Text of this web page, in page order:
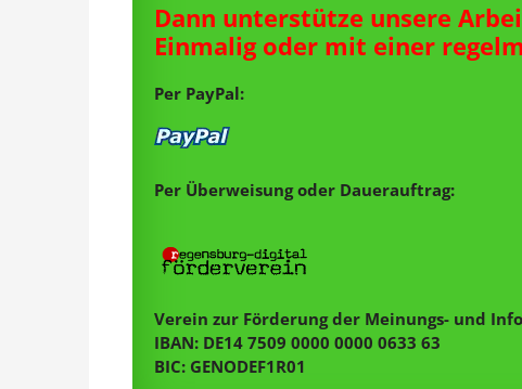
Dann unterstütze unsere
Einmalig oder mit einer
Per PayPal:
Per Überweisung oder Dauerauftrag:
Verein zur Förderung der Meinungs- und
IBAN: DE14 7509 0000 0000 0633 63
BIC: GENODEF1R01